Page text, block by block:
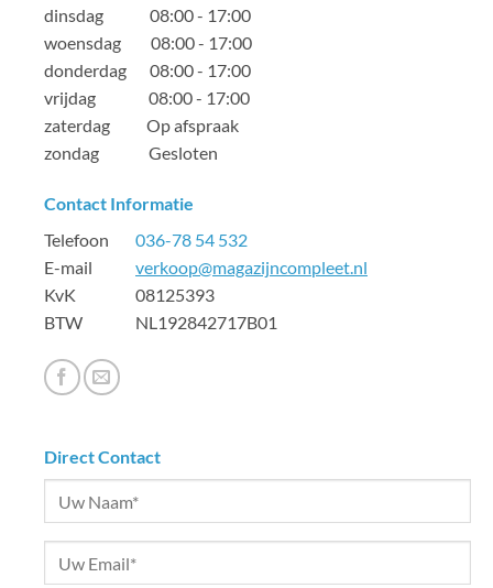
dinsdag 08:00 - 17:00
woensdag 08:00 - 17:00
donderdag 08:00 - 17:00
vrijdag 08:00 - 17:00
zaterdag Op afspraak
zondag Gesloten
Contact Informatie
Telefoon 036-78 54 532
E-mail verkoop@magazijncompleet.nl
KvK 08125393
BTW NL192842717B01
Direct Contact